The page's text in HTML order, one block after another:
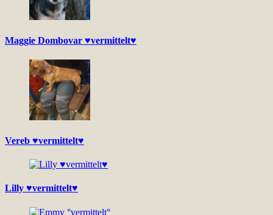
Maggie Dombovar ♥vermittelt♥
Vereb ♥vermittelt♥
Lilly ♥vermittelt♥